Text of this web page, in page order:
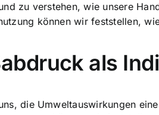
zu verstehen, wie unsere
können wir feststellen,
als
die Umweltauswirkungen